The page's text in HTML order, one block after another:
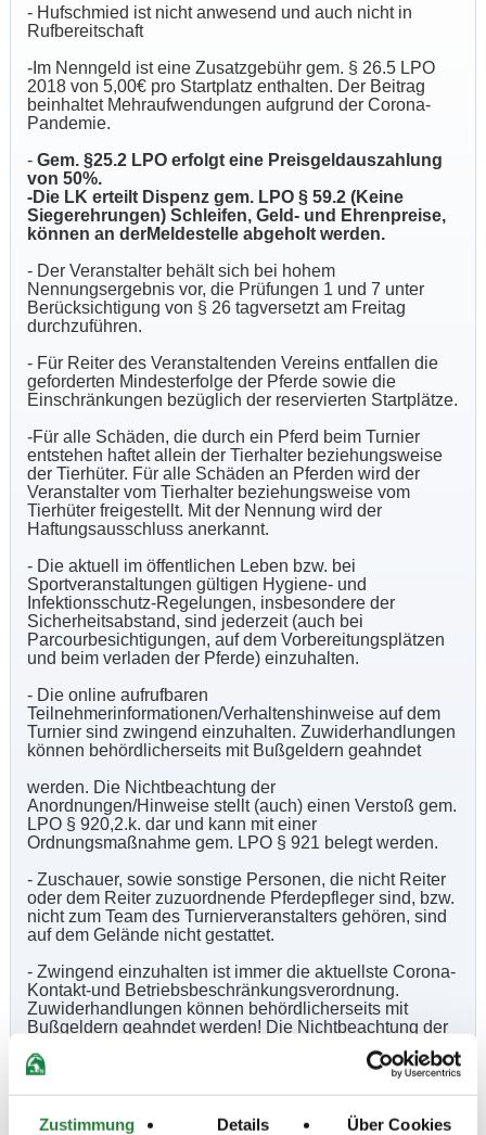
Zustimmung Details Über Cookies
- Hufschmied ist nicht anwesend und auch nicht in
Rufbereitschaft
-Im Nenngeld ist eine Zusatzgebühr gem. § 26.5 LPO
2018 von 5,00€ pro Startplatz enthalten. Der Beitrag
beinhaltet Mehraufwendungen aufgrund der Corona-
Pandemie.
- Gem. §25.2 LPO erfolgt eine Preisgeldauszahlung
von 50%.
-Die LK erteilt Dispenz gem. LPO § 59.2 (Keine
Siegerehrungen) Schleifen, Geld- und Ehrenpreise,
können an derMeldestelle abgeholt werden.
- Der Veranstalter behält sich bei hohem
Nennungsergebnis vor, die Prüfungen 1 und 7 unter
Berücksichtigung von § 26 tagversetzt am Freitag
durchzuführen.
- Für Reiter des Veranstaltenden Vereins entfallen die
geforderten Mindesterfolge der Pferde sowie die
Einschränkungen bezüglich der reservierten Startplätze.
-Für alle Schäden, die durch ein Pferd beim Turnier
entstehen haftet allein der Tierhalter beziehungsweise
der Tierhüter. Für alle Schäden an Pferden wird der
Veranstalter vom Tierhalter beziehungsweise vom
Tierhüter freigestellt. Mit der Nennung wird der
Haftungsausschluss anerkannt.
- Die aktuell im öffentlichen Leben bzw. bei
Sportveranstaltungen gültigen Hygiene- und
Infektionsschutz-Regelungen, insbesondere der
Sicherheitsabstand, sind jederzeit (auch bei
Parcourbesichtigungen, auf dem Vorbereitungsplätzen
und beim verladen der Pferde) einzuhalten.
- Die online aufrufbaren
Teilnehmerinformationen/Verhaltenshinweise auf dem
Turnier sind zwingend einzuhalten. Zuwiderhandlungen
können behördlicherseits mit Bußgeldern geahndet
werden. Die Nichtbeachtung der
Anordnungen/Hinweise stellt (auch) einen Verstoß gem.
LPO § 920,2.k. dar und kann mit einer
Ordnungsmaßnahme gem. LPO § 921 belegt werden.
- Zuschauer, sowie sonstige Personen, die nicht Reiter
oder dem Reiter zuzuordnende Pferdepfleger sind, bzw.
nicht zum Team des Turnierveranstalters gehören, sind
auf dem Gelände nicht gestattet.
- Zwingend einzuhalten ist immer die aktuellste Corona-
Kontakt-und Betriebsbeschränkungsverordnung.
Zuwiderhandlungen können behördlicherseits mit
Bußgeldern geahndet werden! Die Nichtbeachtung der
Anordnungen/Hinweise stellt (auch) einen Verstoß gern.
LPO § 920, 2.k. dar und kann mit einer
Ordnungsmaßnahme gem. §921 LPO belegt werden.
- Weitere Informationen erhalten Sie unter www.ruf-